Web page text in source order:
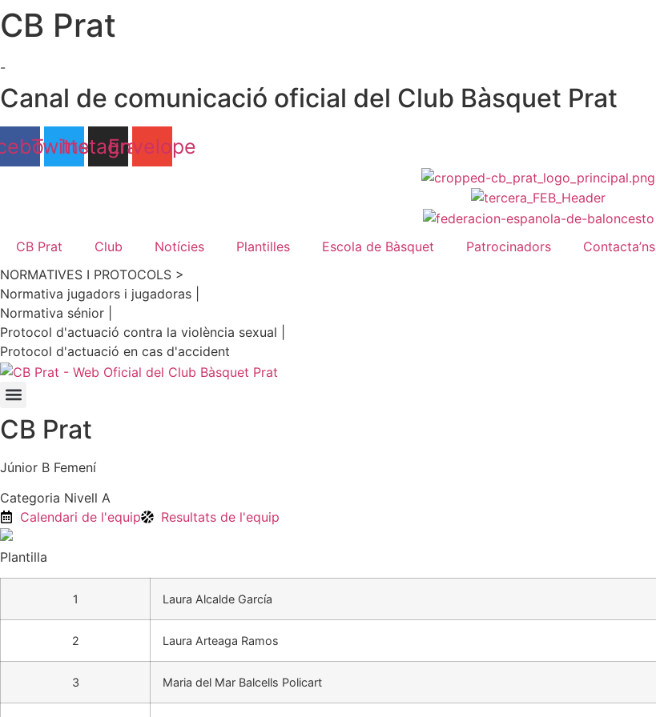
Ir
al
CB Prat
-
Canal de comunicació oficial del Club Bàsquet Prat
Twitter
Instagram
Envelope
CB Prat Club Notícies Plantilles Escola de Bàsquet Patrocinadors
Contacta’ns
NORMATIVES I PROTOCOLS >
Normativa jugadors i jugadoras |
Normativa sénior |
Protocol d'actuació contra la violència sexual |
Protocol d'actuació en cas d'accident
CB Prat
Júnior B Femení
Categoria Nivell A
Calendari de l'equip
Resultats de l'equip
Plantilla
1 Laura Alcalde García
2 Laura Arteaga Ramos
3 Maria del Mar Balcells Policart